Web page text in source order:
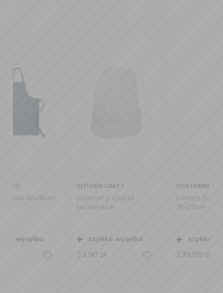
Komplet 5 czapek
szybka wysyłka
32,90zł
Fartuch Botanic Garden
szybka wysyłka
139,00